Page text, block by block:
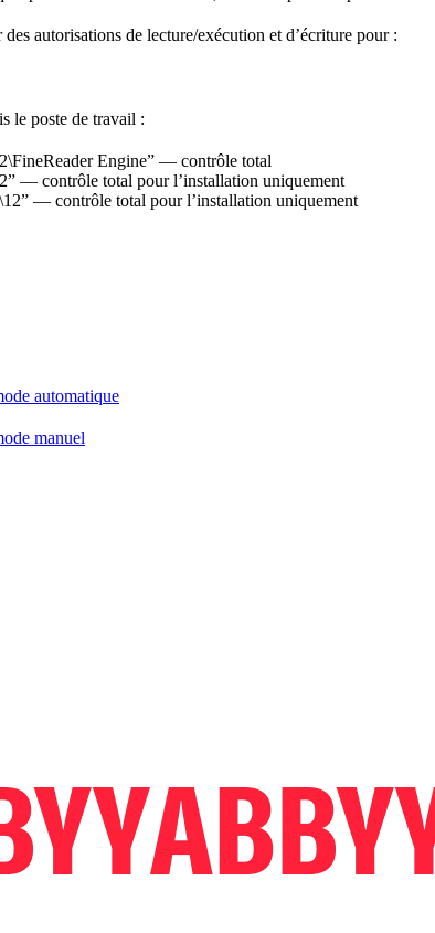
autorisations de lecture/exécution et d’écriture pour :
le poste de travail :
Engine” — contrôle total
contrôle total pour l’installation uniquement
— contrôle total pour l’installation uniquement
automatique
manuel